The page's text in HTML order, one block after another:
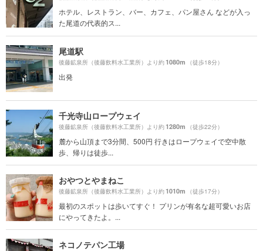
ホテル、レストラン、バー、カフェ、パン屋さん などが入っ
た尾道の代表的ス...
尾道駅
後藤鉱泉所（後藤飲料水工業所）より約1080m （徒歩18分）
出発
千光寺山ロープウェイ
後藤鉱泉所（後藤飲料水工業所）より約1280m （徒歩22分）
麓から山頂まで3分間、500円 行きはロープウェイで空中散
歩、帰りは徒歩...
おやつとやまねこ
後藤鉱泉所（後藤飲料水工業所）より約1010m （徒歩17分）
最初のスポットは歩いてすぐ！ プリンが有名な超可愛いお店
にやってきたよ。...
ネコノテパン工場